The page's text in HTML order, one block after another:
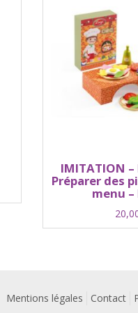
IMITATION
Préparer des
menu –
Mentions légales Contact